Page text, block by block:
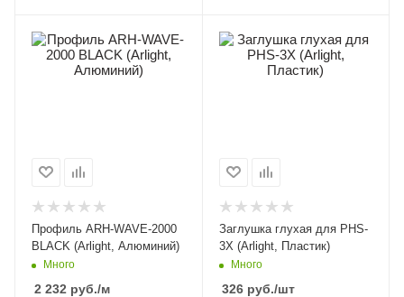
Профиль ARH-WAVE-2000
BLACK (Arlight, Алюминий)
Много
2 232 руб./м
Заглушка глухая для PHS-
3X (Arlight, Пластик)
Много
326руб./шт